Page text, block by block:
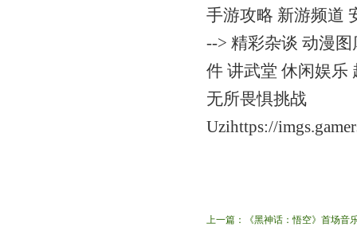
手游攻略 新游频道
--> 精彩杂谈 动漫
件 讲武堂 休闲娱乐
无所畏惧挑战
Uzihttps://
上一篇：
《黑神话：悟空》首场